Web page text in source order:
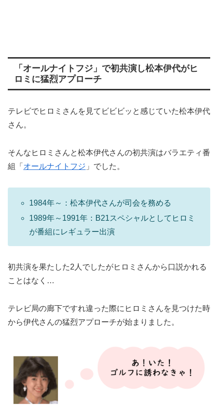
「オールナイトフジ」で初共演し松本伊代がヒ
ロミに猛烈アプローチ
テレビでヒロミさんを見てビビビッと感じていた松本伊代
さん。
そんなヒロミさんと松本伊代さんの初共演はバラエティ番
組「 オールナイトフジ 」でした。
1984年～：松本伊代さんが司会を務める
1989年～1991年：B21スペシャルとしてヒロミ
が番組にレギュラー出演
初共演を果たした2人でしたがヒロミさんから口説かれる
ことはなく…
テレビ局の廊下ですれ違った際にヒロミさんを見つけた時
から伊代さんの猛烈アプローチが始まりました。